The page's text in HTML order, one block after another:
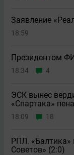
Заявление
18:59
Президентом
18:34 4
ЭСК вынес
«Спартака»
18:09 18
РПЛ. «Балтика»
Советов» (2:0)